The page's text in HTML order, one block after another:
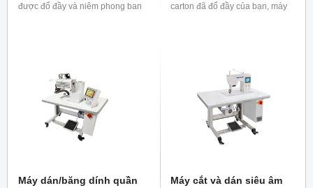
được đổ đầy và niêm phong ban
carton đã đổ đầy của bạn, máy
Máy dán/băng dính quần
Máy cắt và dán siêu âm